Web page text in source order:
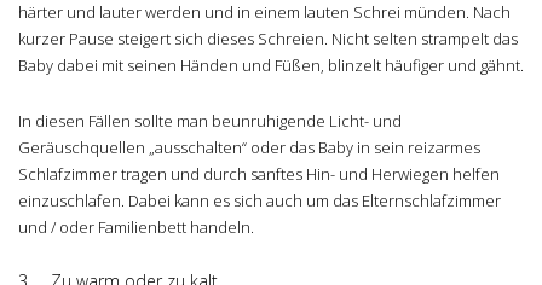
härter und lauter werden und in einem lauten Schrei münden. Nach
kurzer Pause steigert sich dieses Schreien. Nicht selten strampelt das
Baby dabei mit seinen Händen und Füßen, blinzelt häufiger und gähnt.
In diesen Fällen sollte man beunruhigende Licht- und
Geräuschquellen „ausschalten“ oder das Baby in sein reizarmes
Schlafzimmer tragen und durch sanftes Hin- und Herwiegen helfen
einzuschlafen. Dabei kann es sich auch um das Elternschlafzimmer
und / oder Familienbett handeln.